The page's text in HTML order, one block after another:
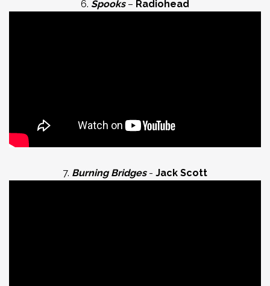
6. Spooks– Radiohead
7. Burning Bridges - Jack Scott